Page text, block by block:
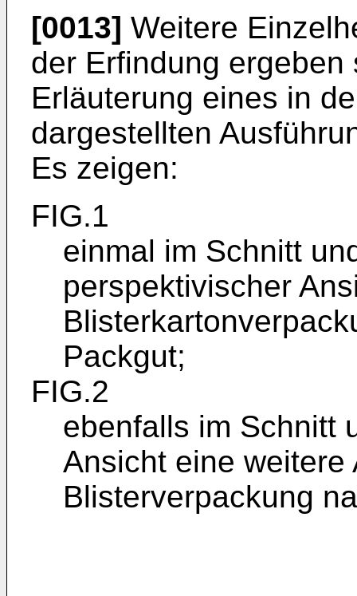
[0013] Weitere
der Erfindung
Erläuterung eines in
dargestellten
Es zeigen:
FIG.1
einmal im Schnitt
perspektivischer
Packgut;
FIG.2
ebenfalls im Schnitt
Ansicht eine weitere
Blisterverpackung